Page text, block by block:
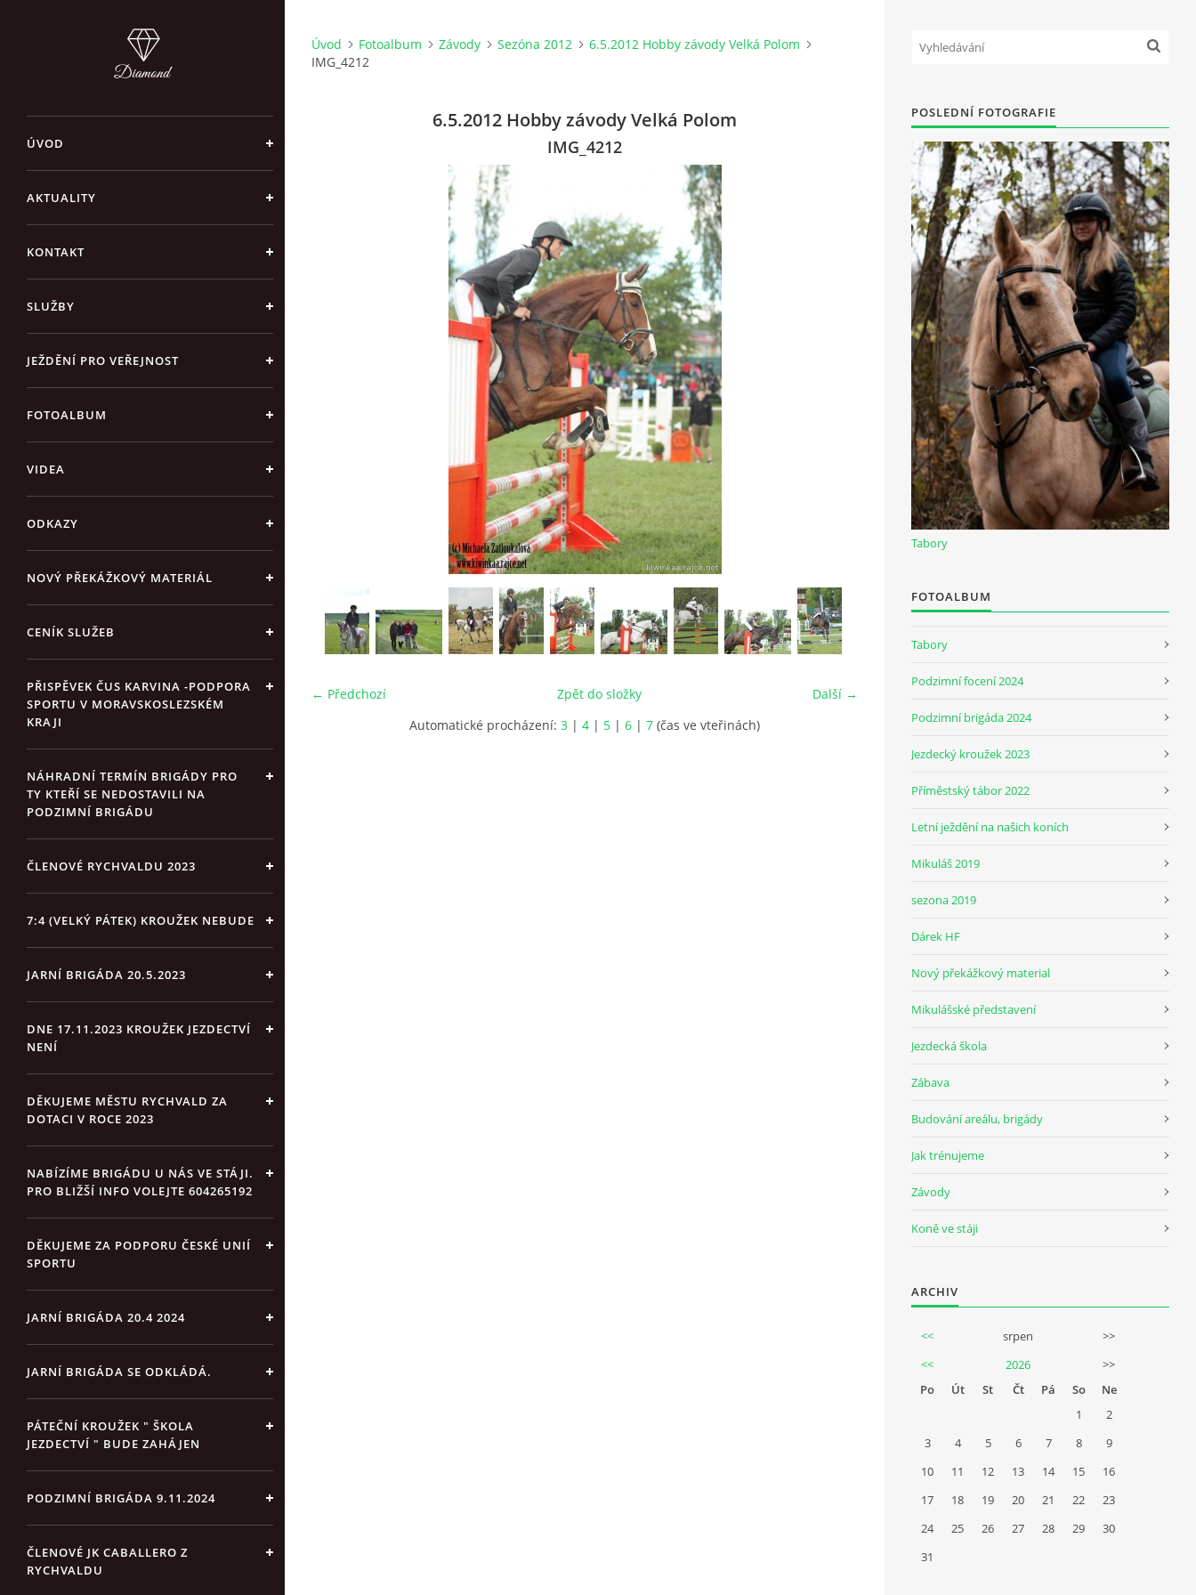
ÚVOD
AKTUALITY
KONTAKT
SLUŽBY
JEŽDĚNÍ PRO VEŘEJNOST
FOTOALBUM
VIDEA
ODKAZY
NOVÝ PŘEKÁŽKOVÝ MATERIÁL
CENÍK SLUŽEB
PŘISPĚVEK ČUS KARVINA -PODPORA
SPORTU V MORAVSKOSLEZSKÉM
KRAJI
NÁHRADNÍ TERMÍN BRIGÁDY PRO
TY KTEŘÍ SE NEDOSTAVILI NA
PODZIMNÍ BRIGÁDU
ČLENOVÉ RYCHVALDU 2023
7:4 (VELKÝ PÁTEK) KROUŽEK NEBUDE
JARNÍ BRIGÁDA 20.5.2023
DNE 17.11.2023 KROUŽEK JEZDECTVÍ
NENÍ
DĚKUJEME MĚSTU RYCHVALD ZA
DOTACI V ROCE 2023
NABÍZÍME BRIGÁDU U NÁS VE STÁJI.
PRO BLIŽŠÍ INFO VOLEJTE 604265192
DĚKUJEME ZA PODPORU ČESKÉ UNIÍ
SPORTU
JARNÍ BRIGÁDA 20.4 2024
JARNÍ BRIGÁDA SE ODKLÁDÁ.
PÁTEČNÍ KROUŽEK " ŠKOLA
JEZDECTVÍ " BUDE ZAHÁJEN
PODZIMNÍ BRIGÁDA 9.11.2024
ČLENOVÉ JK CABALLERO Z
RYCHVALDU
Úvod Fotoalbum Závody Sezóna 2012
6.5.2012 Hobby závody Velká Polom
IMG_4212
6.5.2012 Hobby závody Velká Polom
IMG_4212
← Předchozí Další →
Zpět do složky
Automatické procházení: 3 | 4 | 5 | 6 | 7 (čas ve vteřinách)
POSLEDNÍ FOTOGRAFIE
Tabory
FOTOALBUM
Tabory
Podzimní focení 2024
Podzimní brigáda 2024
Jezdecký kroužek 2023
Příměstský tábor 2022
Letní ježdění na našich koních
Mikuláš 2019
sezona 2019
Dárek HF
Nový překážkový material
Mikulášské představení
Jezdecká škola
Zábava
Budování areálu, brigády
Jak trénujeme
Závody
Koně ve stáji
ARCHIV
<< srpen
>>
<<
2026
>>
Po
Út St Čt Pá So
Ne
1
2
3
4 5 6 7 8
9
10
11 12 13 14 15
16
17
18 19 20 21 22
23
24
25 26 27 28 29
30
31